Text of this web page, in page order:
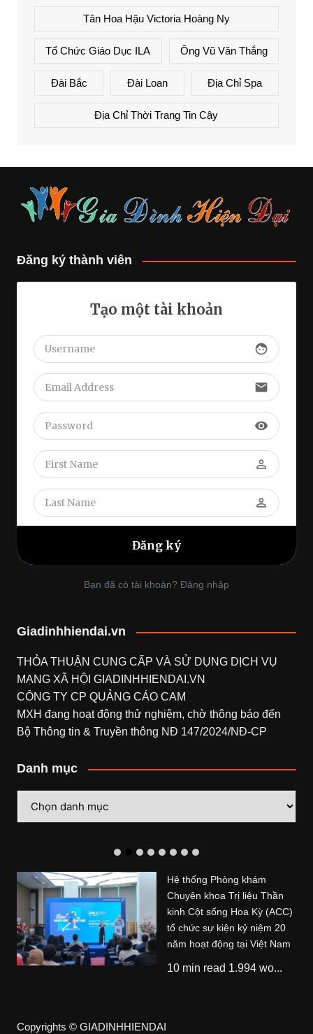
Tân Hoa Hậu Victoria Hoàng Ny
Tổ Chức Giáo Dục ILA Ông Vũ Văn Thắng
Đài Bắc Đài Loan Địa Chỉ Spa
Địa Chỉ Thời Trang Tin Cậy
Đăng ký thành viên
Tạo một tài khoản
face
email
visibility
perm_identity
perm_identity
Bạn đã có tài khoản? Đăng nhập
Giadinhhiendai.vn
THỎA THUẬN CUNG CẤP VÀ SỬ DỤNG DỊCH VỤ
MẠNG XÃ HỘI GIADINHHIENDAI.VN
CÔNG TY CP QUẢNG CÁO CAM
MXH đang hoạt động thử nghiệm, chờ thông báo đến
Bộ Thông tin & Truyền thông NĐ 147/2024/NĐ-CP
Danh mục
mục
Công ty TNHH Bảo hiểm
Nhân thọ Generali Việt Nam
vừa được vinh danh tại Giải
thưởng Rồng Vàng 2026 –